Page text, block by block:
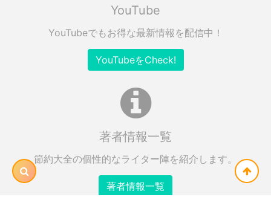
YouTube
YouTubeでもお得な最新情報を配信中！
YouTubeをCheck!
著者情報一覧
節約大全の個性的なライター陣を紹介します。
著者情報一覧